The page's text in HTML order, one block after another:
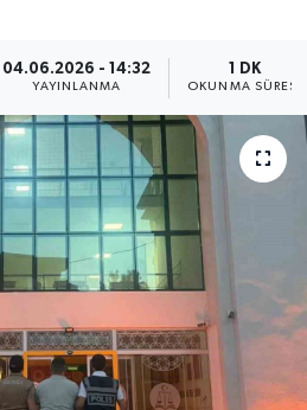
04.06.2026 - 14:32
YAYINLANMA
1 DK
OKUNMA SÜRESI